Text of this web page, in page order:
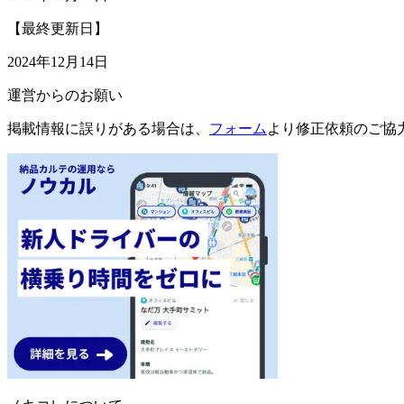
【最終更新日】
2024年12月14日
運営からのお願い
掲載情報に誤りがある場合は、 フォーム より修正依頼のご協